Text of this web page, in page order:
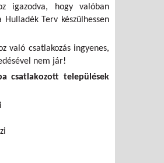
igazodva, hogy valóban
Hulladék Terv készülhessen
való csatlakozás ingyenes,
nem jár!
csatlakozott települések